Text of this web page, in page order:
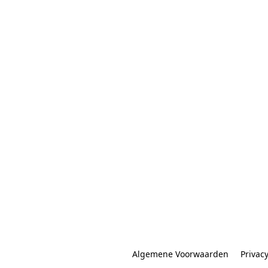
Algemene Voorwaarden